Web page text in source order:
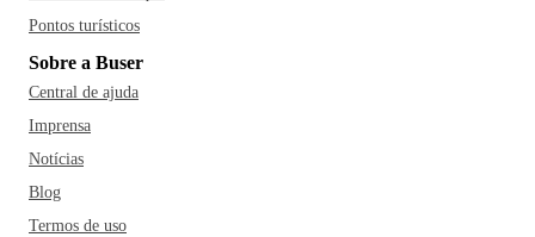
Pontos turísticos
Sobre a Buser
Central de ajuda
Imprensa
Notícias
Blog
Termos de uso